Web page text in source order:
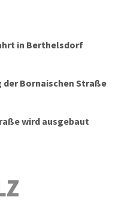
in Berthelsdorf
Bornaischen Straße
wird ausgebaut